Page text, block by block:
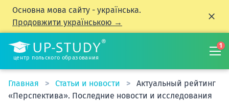
Основна мова сайту - українська.
Продовжити українською →
центр польского образования
1
Главная Статьи и новости
Актуальный рейтинг
«Перспектива». Последние новости и исследования